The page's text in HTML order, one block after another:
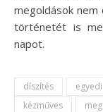
megoldások nem
történetét is
napot.
díszítés egyedi
kézműves